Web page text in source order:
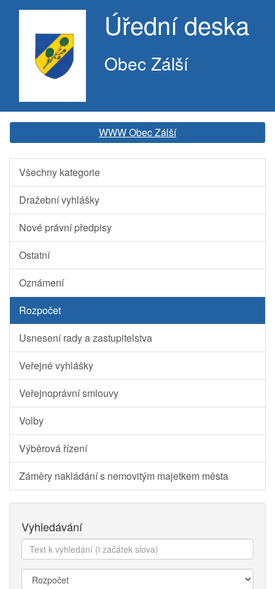
Úřední deska
Obec Zálší
WWW Obec Zálší
Všechny kategorie
Dražební vyhlášky
Nové právní předpisy
Ostatní
Oznámení
Rozpočet
Usnesení rady a zastupitelstva
Veřejné vyhlášky
Veřejnoprávní smlouvy
Volby
Výběrová řízení
Záměry nakládání s nemovitým majetkem města
Vyhledávání
Text
k
vyhledání:
Kategorie: